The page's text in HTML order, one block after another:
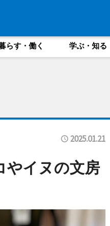
らす・働く 学ぶ・知る
2025.01.21
やイヌの文房